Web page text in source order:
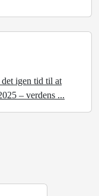
igen tid til at
– verdens ...